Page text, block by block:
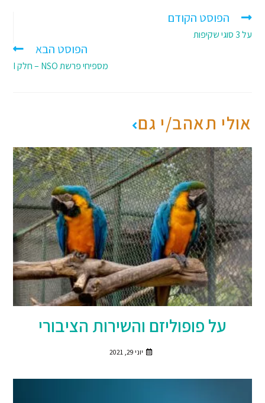
הפוסט הקודם
על 3 סוגי שקיפות
הפוסט הבא
מספיחי פרשת NSO – חלק I
אולי תאהב/י גם
על פופוליזם והשירות הציבורי
יוני 29, 2021